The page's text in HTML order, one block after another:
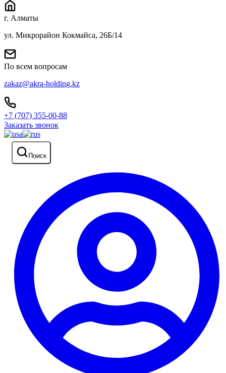
г. Алматы
ул. Микрорайон Кокмайса, 26Б/14
По всем вопросам
zakaz@akra-holding.kz
+7 (707) 355-00-88
Заказать звонок
Поиск